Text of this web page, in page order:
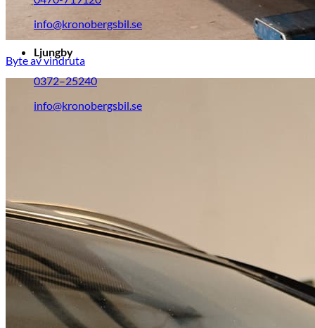
Byte av vindruta
info@kronobergsbil.se
Ljungby
0372–25240
info@kronobergsbil.se